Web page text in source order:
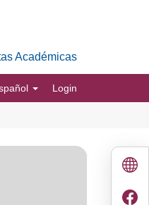
Académicas
Login